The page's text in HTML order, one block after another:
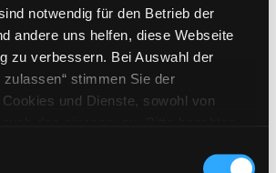
notwendig für den Betrieb der
andere uns helfen, diese Webseite
zu verbessern. Bei Auswahl der
zulassen“ stimmen Sie der
und Dienste, sowohl von
eine Verarbeitung in
Gegenwart. Lesung
Hesse, CorinnaSuche nach
2011
Kayhude, Silberfuchs Verlag